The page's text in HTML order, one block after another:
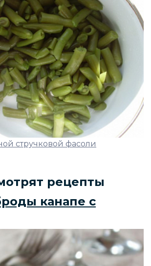
стручковой фасоли
рецепты
канапе с